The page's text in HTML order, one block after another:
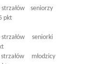
seniorzy
pkt
strzałów seniorki
młodzicy